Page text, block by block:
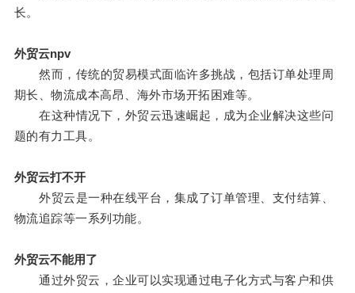
长。
外贸云npv
然而，传统的贸易模式面临许多挑战，包括订单处理周
期长、物流成本高昂、海外市场开拓困难等。
在这种情况下，外贸云迅速崛起，成为企业解决这些问
题的有力工具。
外贸云打不开
外贸云是一种在线平台，集成了订单管理、支付结算、
物流追踪等一系列功能。
外贸云不能用了
通过外贸云，企业可以实现通过电子化方式与客户和供